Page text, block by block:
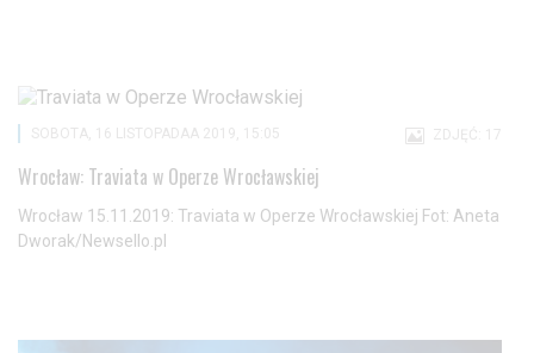
ZDJĘĆ: 17
SOBOTA, 16 LISTOPADAA 2019, 15:05
Wrocław: Traviata w Operze Wrocławskiej
Wrocław 15.11.2019: Traviata w Operze Wrocławskiej Fot: Aneta
Dworak/Newsello.pl